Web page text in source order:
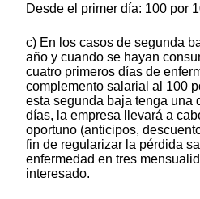
Desde el primer día: 100 por
c) En los casos de segunda
año y cuando se hayan
cuatro primeros días de
complemento salarial al 100
esta segunda baja tenga una
días, la empresa llevará a
oportuno (anticipos,
fin de regularizar la pérdida
enfermedad en tres
interesado.